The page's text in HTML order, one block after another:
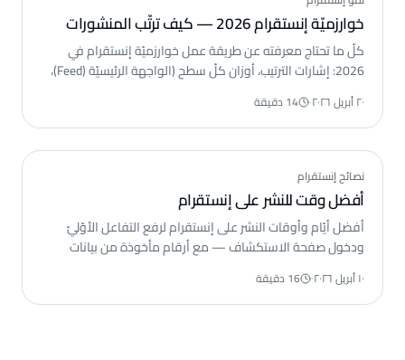
خوارزميّة إنستقرام 2026 — كيف ترتّب المنشورات
كلّ ما تحتاج معرفته عن طريقة عمل خوارزميّة إنستقرام في
2026: إشارات الترتيب، أوزان كلّ سطح (الواجهة الرئيسيّة (Feed)،
تتوافق مع كلّ منها.
٢٠ أبريل ٢٠٢٦ · 14 دقيقة
نصائح إنستقرام
أفضل وقت للنشر على إنستقرام
أفضل أيّام وأوقات النشر على إنستقرام لرفع التفاعل الأوّليّ
ودخول صفحة الاستكشاف — مع أرقام مأخوذة من بيانات
لقطات منشورة فعليّة.١٠ أبريل ٢٠٢٦ · 16 دقيقة